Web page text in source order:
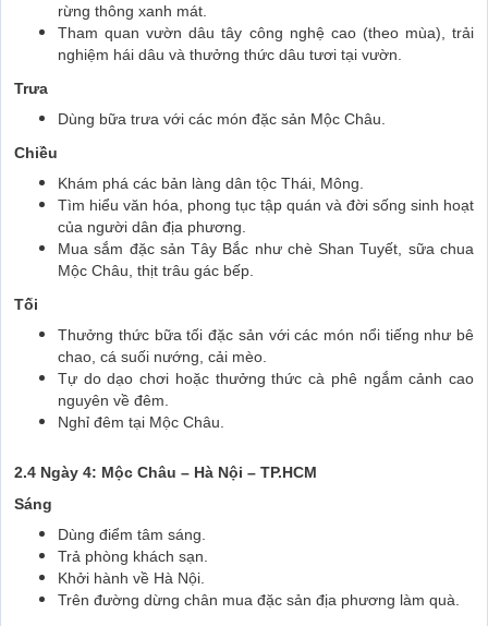
rừng thông xanh mát.
Tham quan vườn dâu tây công nghệ cao (theo mùa), trải
nghiệm hái dâu và thưởng thức dâu tươi tại vườn.
Trưa
Dùng bữa trưa với các món đặc sản Mộc Châu.
Chiều
Khám phá các bản làng dân tộc Thái, Mông.
Tìm hiểu văn hóa, phong tục tập quán và đời sống sinh hoạt
của người dân địa phương.
Mua sắm đặc sản Tây Bắc như chè Shan Tuyết, sữa chua
Mộc Châu, thịt trâu gác bếp.
Tối
Thưởng thức bữa tối đặc sản với các món nổi tiếng như bê
chao, cá suối nướng, cải mèo.
Tự do dạo chơi hoặc thưởng thức cà phê ngắm cảnh cao
nguyên về đêm.
Nghỉ đêm tại Mộc Châu.
2.4 Ngày 4: Mộc Châu – Hà Nội – TP.HCM
Sáng
Dùng điểm tâm sáng.
Trả phòng khách sạn.
Khởi hành về Hà Nội.
Trên đường dừng chân mua đặc sản địa phương làm quà.